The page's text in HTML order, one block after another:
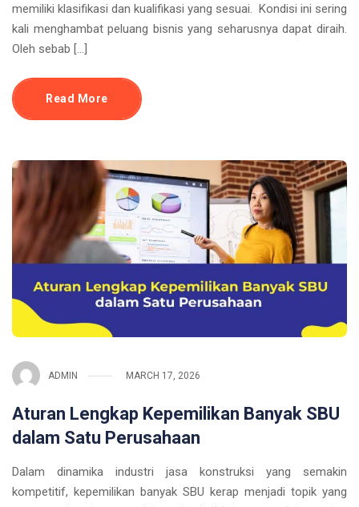
memiliki klasifikasi dan kualifikasi yang sesuai. Kondisi ini sering
kali menghambat peluang bisnis yang seharusnya dapat diraih.
Oleh sebab […]
Read More
ADMIN MARCH 17, 2026
Aturan Lengkap Kepemilikan Banyak SBU
dalam Satu Perusahaan
Dalam dinamika industri jasa konstruksi yang semakin
kompetitif, kepemilikan banyak SBU kerap menjadi topik yang